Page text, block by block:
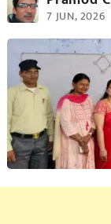
7 JUN, 2026